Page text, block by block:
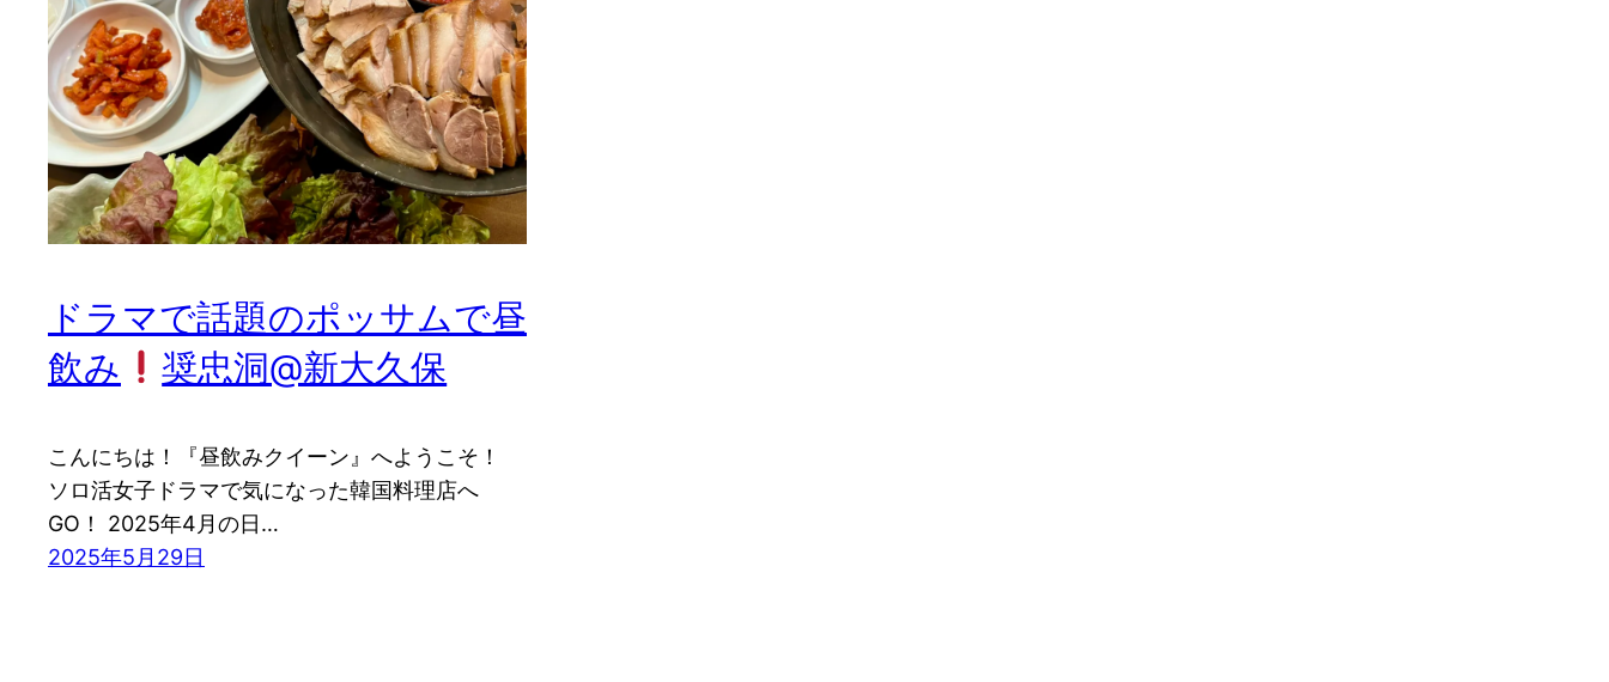
ドラマで話題のポッサムで昼
飲み
奨忠洞@新大久保
こんにちは！『昼飲みクイーン』へようこそ！
ソロ活女子ドラマで気になった韓国料理店へ
GO！ 2025年4月の日…
2025年5月29日